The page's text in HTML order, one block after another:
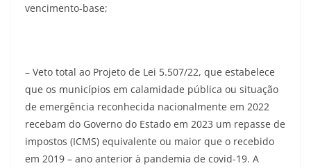
vencimento-base;
– Veto total ao Projeto de Lei 5.507/22, que estabelece
que os municípios em calamidade pública ou situação
de emergência reconhecida nacionalmente em 2022
recebam do Governo do Estado em 2023 um repasse de
impostos (ICMS) equivalente ou maior que o recebido
em 2019 – ano anterior à pandemia de covid-19. A